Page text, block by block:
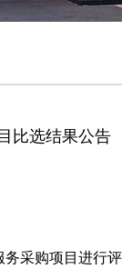
比选结果公告
务采购项目进行